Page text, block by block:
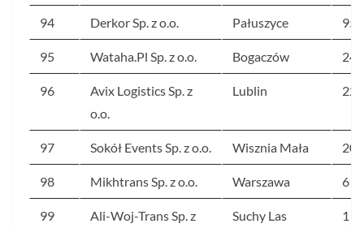
94 Derkor Sp. z o.o. Pałuszyce 95
95 Wataha.Pl Sp. z o.o. Bogaczów 248
96
Avix Logistics Sp. z
o.o.
Lublin 226
97 Sokół Events Sp. z o.o. Wisznia Mała 209
98 Mikhtrans Sp. z o.o. Warszawa 614
99
Ali-Woj-Trans Sp. z
Suchy Las 1